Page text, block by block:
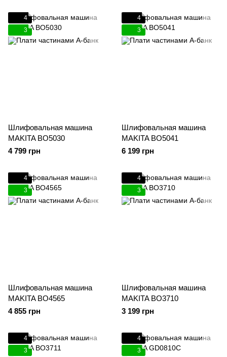
4
3
Шлифовальная машина
MAKITA BO5030
4 799 грн
4
3
Шлифовальная машина
MAKITA BO5041
6 199 грн
4
3
Шлифовальная машина
MAKITA BO4565
4 855 грн
4
3
Шлифовальная машина
MAKITA BO3710
3 199 грн
4
3
4
3